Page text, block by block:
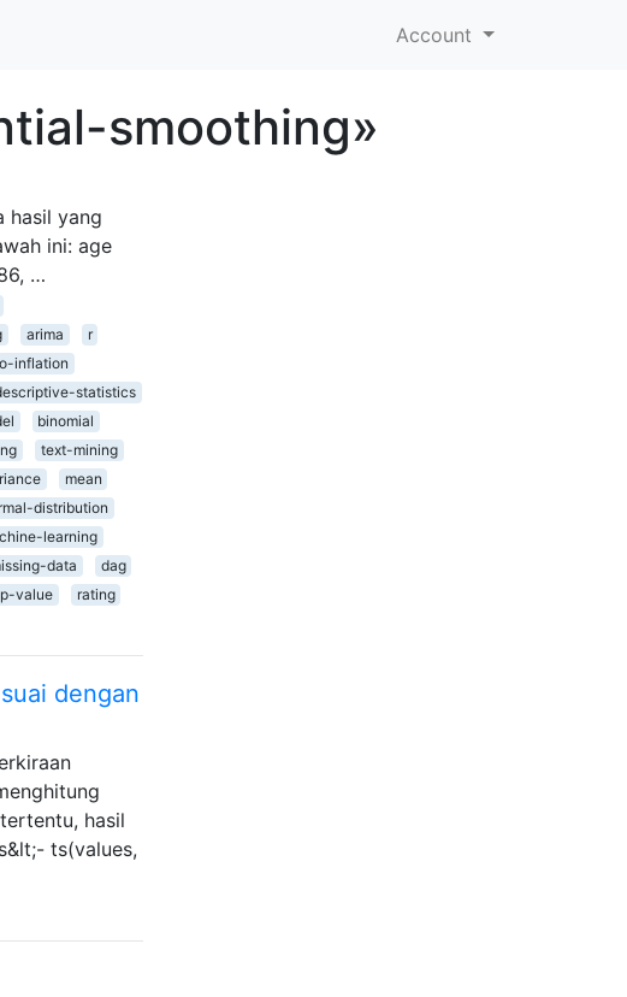
Account
smoothing»
hasil yang
ini: age
…
arima
r
inflation
statistics
binomial
text-mining
mean
distribution
learning
data
dag
p-value
rating
dengan
hasil
ts(values,